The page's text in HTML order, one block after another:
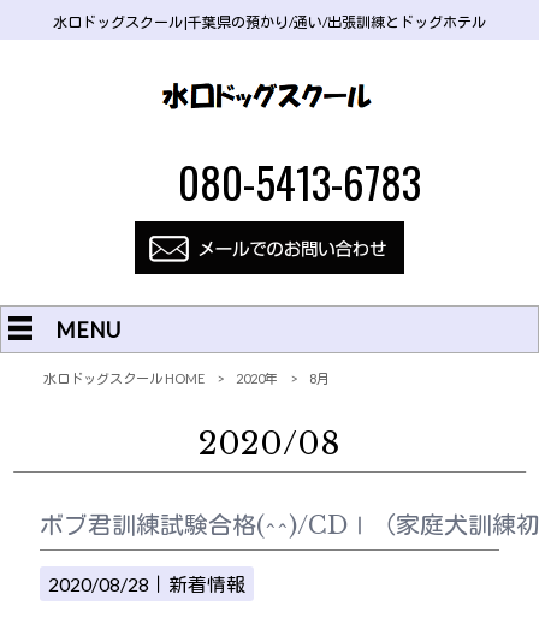
水口ドッグスクール|千葉県の預かり/通い/出張訓練とドッグホテル
080-5413-6783
MENU
水口ドッグスクール HOME > 2020年 > 8月
2020/08
ボブ君訓練試験合格(^^)/CDⅠ（家庭犬訓練
2020/08/28｜ 新着情報